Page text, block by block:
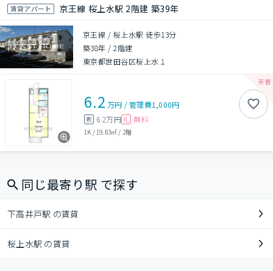
賃貸アパート 京王線 桜上水駅 2階建 築39年
京王線 / 桜上水駅 徒歩13分
築38年 /2階建
東京都世田谷区桜上水１
6.2 万円 /管理費1,000円
敷 6.2万円 礼 無料
1K / 19.83㎡ / 2階
同じ最寄り駅 で探す
下高井戸駅 の賃貸
桜上水駅 の賃貸